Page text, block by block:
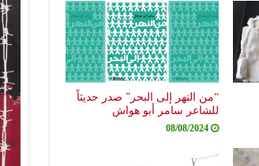
“من النهر إلى البحر” صدر حديثاً
للشاعر سامر أبو هواش
08/08/2024